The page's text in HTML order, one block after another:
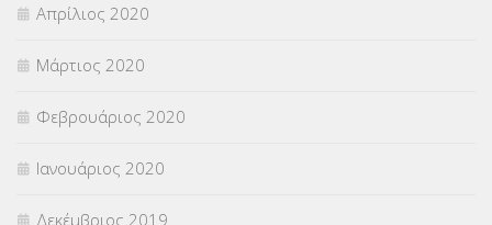
Απρίλιος 2020
Μάρτιος 2020
Φεβρουάριος 2020
Ιανουάριος 2020
Δεκέμβριος 2019